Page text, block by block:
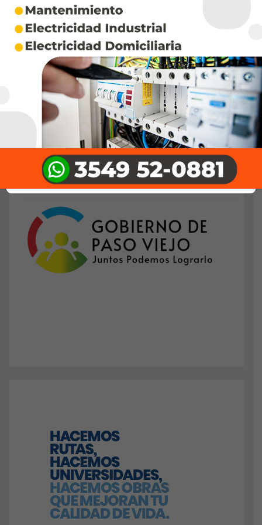
jornada de ofrendas, agradecimiento y celebración
en Punta Querandí, territorio sagrado de los pueblos
originarios ubicado en el límite de…